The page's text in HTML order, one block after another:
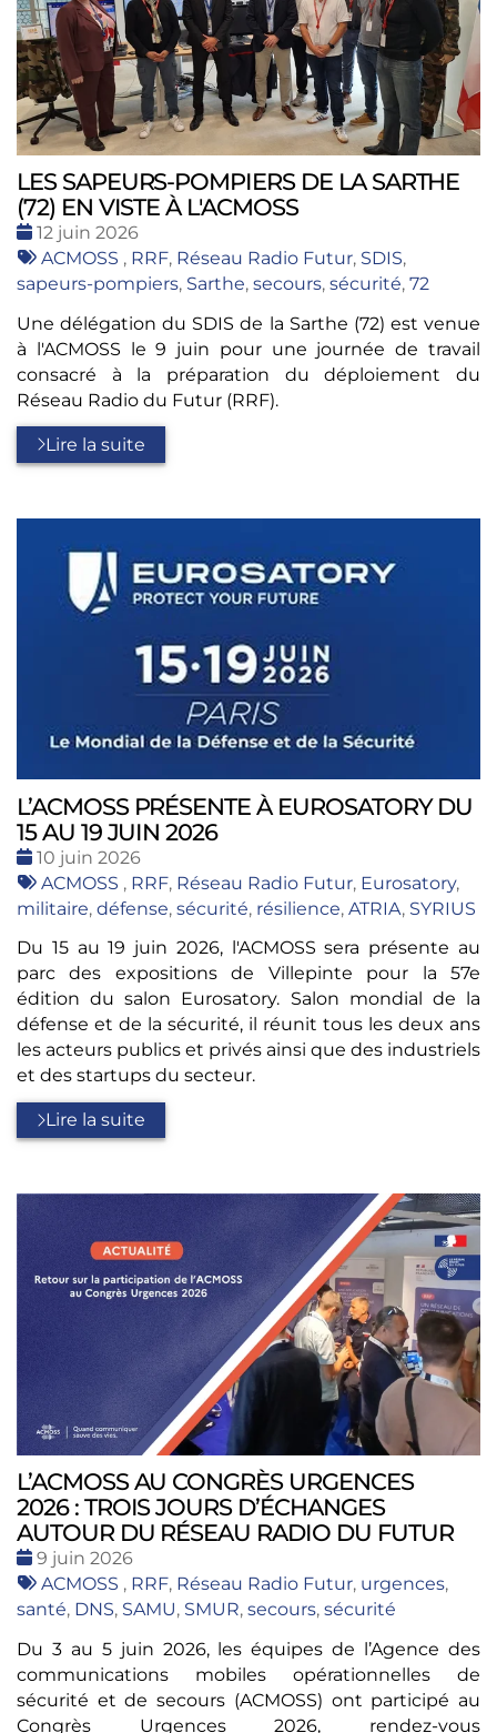
LES SAPEURS-POMPIERS DE LA SARTHE
(72) EN VISTE À L'ACMOSS
Date
:
12 juin 2026
Tags
:
ACMOSS , RRF, Réseau Radio Futur, SDIS,
sapeurs-pompiers, Sarthe, secours, sécurité, 72
Une délégation du SDIS de la Sarthe (72) est venue
à l'ACMOSS le 9 juin pour une journée de travail
consacré à la préparation du déploiement du
Réseau Radio du Futur (RRF).
Lire la suite
L’ACMOSS PRÉSENTE À EUROSATORY DU
15 AU 19 JUIN 2026
Date
:
10 juin 2026
Tags
:
ACMOSS , RRF, Réseau Radio Futur, Eurosatory,
militaire, défense, sécurité, résilience, ATRIA, SYRIUS
Du 15 au 19 juin 2026, l'ACMOSS sera présente au
parc des expositions de Villepinte pour la 57e
édition du salon Eurosatory. Salon mondial de la
défense et de la sécurité, il réunit tous les deux ans
les acteurs publics et privés ainsi que des industriels
et des startups du secteur.
Lire la suite
L’ACMOSS AU CONGRÈS URGENCES
2026 : TROIS JOURS D’ÉCHANGES
AUTOUR DU RÉSEAU RADIO DU FUTUR
Date
:
9 juin 2026
Tags
:
ACMOSS , RRF, Réseau Radio Futur, urgences,
santé, DNS, SAMU, SMUR, secours, sécurité
Du 3 au 5 juin 2026, les équipes de l’Agence des
communications mobiles opérationnelles de
sécurité et de secours (ACMOSS) ont participé au
Congrès Urgences 2026, rendez-vous